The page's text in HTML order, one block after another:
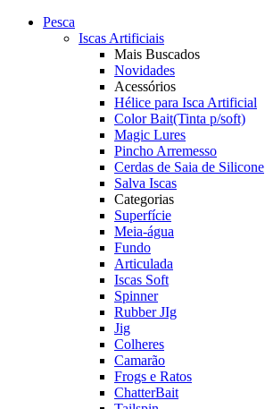
Pesca
Iscas Artificiais
Mais Buscados
Novidades
Acessórios
Hélice para Isca Artificial
Color Bait(Tinta p/soft)
Magic Lures
Pincho Arremesso
Cerdas de Saia de Silicone
Salva Iscas
Categorias
Superfície
Meia-água
Fundo
Articulada
Iscas Soft
Spinner
Rubber JIg
Jig
Colheres
Camarão
Frogs e Ratos
ChatterBait